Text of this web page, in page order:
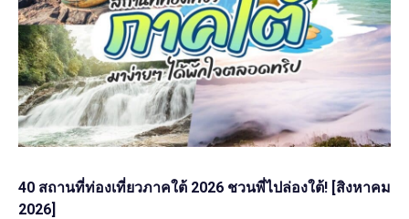
40 สถานที่ท่องเที่ยวภาคใต้ 2026 ชวนพี่ไปล่องใต้! [สิงหาคม
2026]